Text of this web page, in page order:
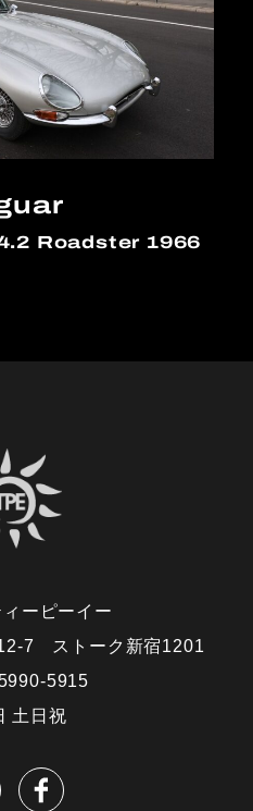
Roadster 1966
ーピーイー
7 ストーク新宿1201
5915
土日祝